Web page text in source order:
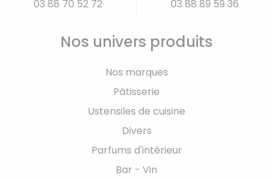
03 88 70 52 72
03 88 89 59 36
Nos univers produits
Nos marques
Pâtisserie
Ustensiles de cuisine
Divers
Parfums d'intérieur
Bar - Vin